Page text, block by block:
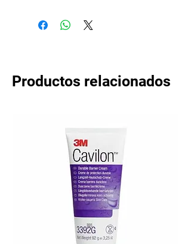
Productos relacionados